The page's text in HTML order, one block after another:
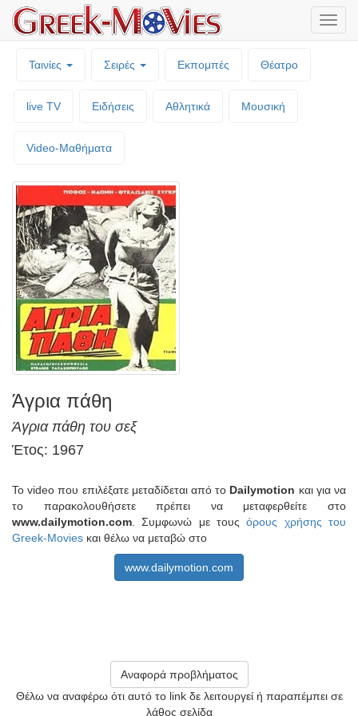
Ταινίες Σειρές Εκπομπές Θέατρο
live TV Ειδήσεις Αθλητικά Μουσική
Video-Mαθήματα
Άγρια πάθη
Άγρια πάθη του σεξ
Έτος: 1967
Το video που επιλέξατε μεταδίδεται από το Dailymotion και για να
το παρακολουθήσετε πρέπει να μεταφερθείτε στο
www.dailymotion.com . Συμφωνώ με τουςόρους χρήσης του
Greek-Movies και θέλω να μεταβώ στο
www.dailymotion.com
Αναφορά προβλήματος
Θέλω να αναφέρω ότι αυτό το link δε λειτουργεί ή παραπέμπει σε
λάθος σελίδα